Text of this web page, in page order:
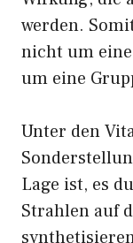
werden.
nicht um
um eine
Unter den
Lage ist, es
Strahlen auf